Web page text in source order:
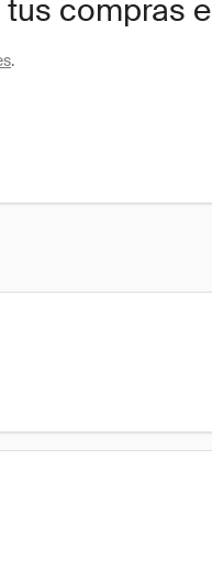
compras
.